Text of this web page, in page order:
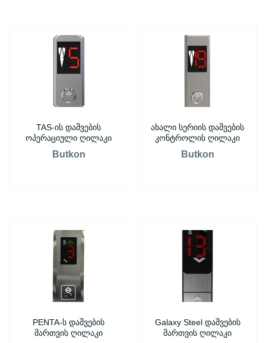
TAS-ის დაშვების
ოპერაციული ღილაკი
Butkon
ახალი სერიის დაშვების
კონტროლის ღილაკი
Butkon
PENTA-ს დაშვების
მართვის ღილაკი
Galaxy Steel დაშვების
მართვის ღილაკი